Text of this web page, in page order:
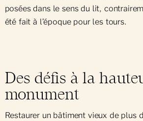
posées dans le sens du lit,
été fait à l’époque pour les tours.
Des défis à la
monument
Restaurer un bâtiment vieux de plus